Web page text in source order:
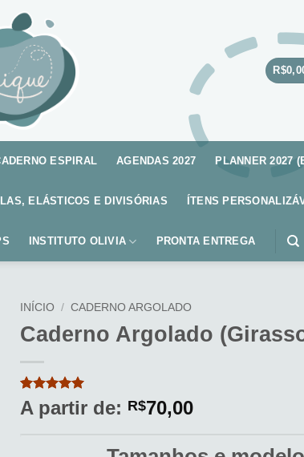
R$
ESPIRAL AGENDAS 2027 PLANNER 2027
ELÁSTICOS E DIVISÓRIAS ÍTENS
INSTITUTO OLIVIA PRONTA ENTREGA
INÍCIO / CADERNO ARGOLADO
Caderno Argolado
Avaliado
como5de
2
A partir de: R$70,00